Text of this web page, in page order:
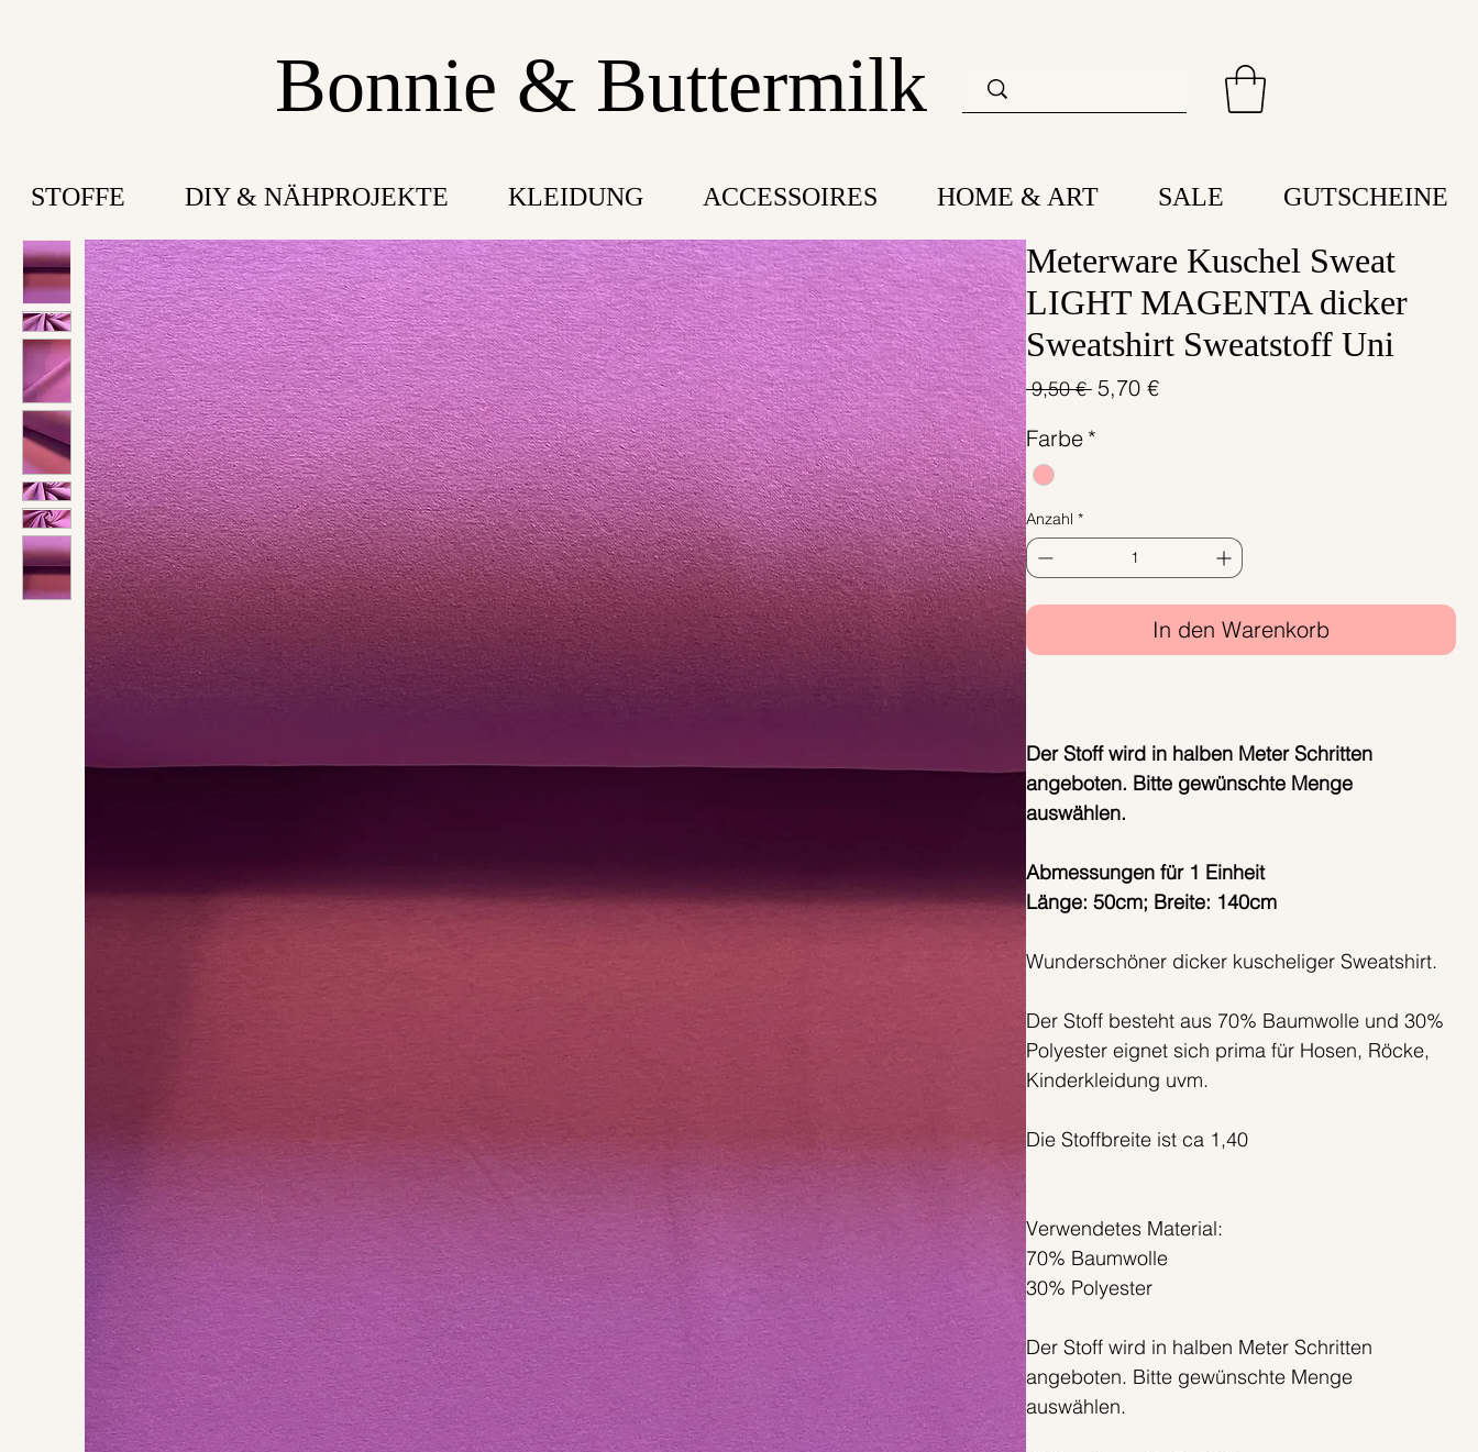
Bonnie & Buttermilk
STOFFE DIY & NÄHPROJEKTE KLEIDUNG ACCESSOIRES HOME & ART SALE GUTSCHEINE
Meterware Kuschel Sweat
LIGHT MAGENTA dicker
Sweatshirt Sweatstoff Uni
9,50 € Standardpreis
5,70 €Sale-
Farbe *
Anzahl *
In den Warenkorb
Der Stoff wird in halben Meter Schritten
angeboten. Bitte gewünschte Menge
auswählen.
Abmessungen für 1 Einheit
Länge: 50cm; Breite: 140cm
Wunderschöner dicker kuscheliger Sweatshirt.
Der Stoff besteht aus 70% Baumwolle und 30%
Polyester eignet sich prima für Hosen, Röcke,
Kinderkleidung uvm.
Die Stoffbreite ist ca 1,40
Verwendetes Material:
70% Baumwolle
30% Polyester
Der Stoff wird in halben Meter Schritten
angeboten. Bitte gewünschte Menge
auswählen.